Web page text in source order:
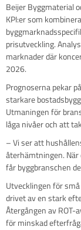
Beijer Byggmaterial
KPI:er som
prisutveckling.
marknader där
2026.
Prognoserna pekar
starkare
Utmaningen för
låga nivåer och att
– Vi ser att
återhämtningen.
får byggbranschen
Utvecklingen för
drivet av en stark
Återgången av
för minskad